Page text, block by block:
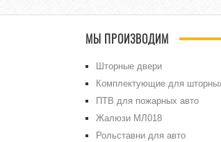
МЫ ПРОИЗВОДИМ
Шторные двери
Комплектующие для
ПТВ для пожарных авто
Жалюзи МЛ018
Рольставни для авто